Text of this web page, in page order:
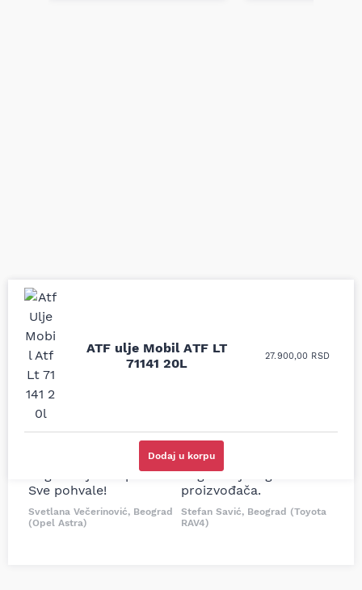
ATF ulje Mobil ATF LT
71141 20L
27.900,00 RSD
Dodaj u korpu
Uporedila sam sve
moguće online
prodavnice auto delova
i definitivno najbolje
cene su ovde. Kupila
sam više puta auto
delove iz MD Auto. Uvek
dobra preporuka za
odgovarajuću opremu.
Sve pohvale!
Svetlana Večerinović, Beograd
(Opel Astra)
ljubazni prodavci.
Nisam bio siguran koji je
Tojotu, ali me je Miloš
podsetio, istražio i
preporučio
odgovarajućeg
proizvođača.
Stefan Savić, Beograd (Toyota
RAV4)